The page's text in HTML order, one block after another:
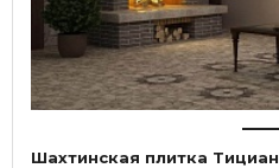
Шахтинская плитка Тициан